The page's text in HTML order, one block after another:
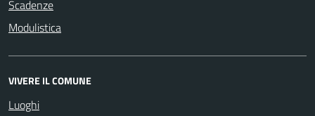
Scadenze
Modulistica
VIVERE IL COMUNE
Luoghi